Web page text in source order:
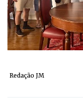
Redação JM